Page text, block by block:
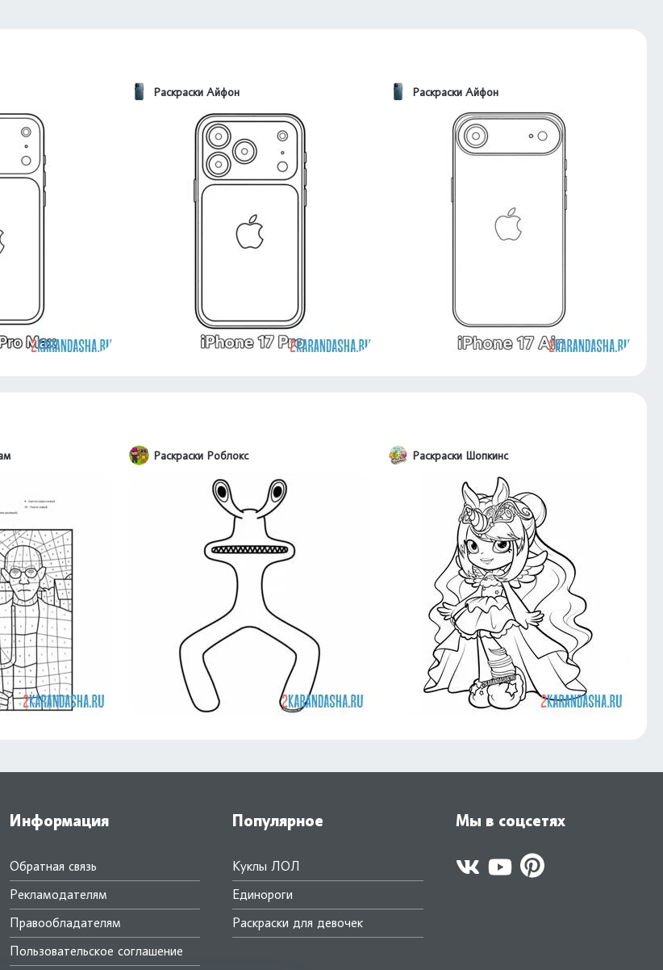
Раскраски Айфон Раскраски Айфон
Раскраски Роблокс Раскраски Шопкинс
Информация
Обратная связь
Рекламодателям
Правообладателям
Пользовательское соглашение
Популярное
Куклы ЛОЛ
Единороги
Раскраски для девочек
Мы в соцсетях